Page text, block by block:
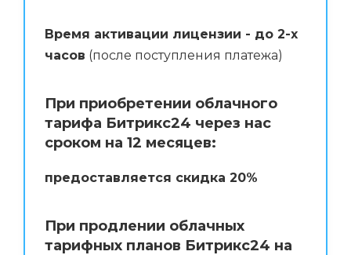
Время активации лицензии - до 2-х
часов (после поступления платежа)
При приобретении облачного
тарифа Битрикс24 через нас
сроком на 12 месяцев:
предоставляется скидка 20%
При продлении облачных
тарифных планов Битрикс24 на